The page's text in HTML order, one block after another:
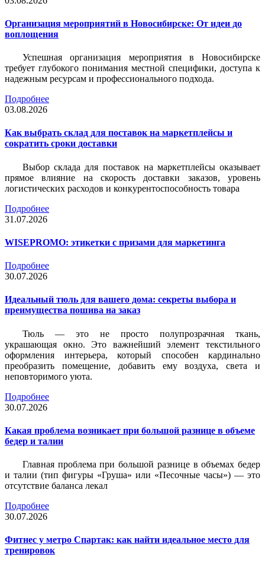
Организация мероприятий в Новосибирске: От идеи до
воплощения
Успешная организация мероприятия в Новосибирске
требует глубокого понимания местной специфики, доступа к
надежным ресурсам и профессионального подхода.
Подробнее
03.08.2026
Как выбрать склад для поставок на маркетплейсы и
сократить сроки доставки
Выбор склада для поставок на маркетплейсы оказывает
прямое влияние на скорость доставки заказов, уровень
логистических расходов и конкурентоспособность товара
Подробнее
31.07.2026
WISEPROMO: этикетки с призами для маркетинга
Подробнее
30.07.2026
Идеальный тюль для вашего дома: секреты выбора и
преимущества пошива на заказ
Тюль — это не просто полупрозрачная ткань,
украшающая окно. Это важнейший элемент текстильного
оформления интерьера, который способен кардинально
преобразить помещение, добавить ему воздуха, света и
неповторимого уюта.
Подробнее
30.07.2026
Какая проблема возникает при большой разнице в объеме
бедер и талии
Главная проблема при большой разнице в объемах бедер
и талии (тип фигуры «Груша» или «Песочные часы») — это
отсутствие баланса лекал
Подробнее
30.07.2026
Фитнес у метро Спартак: как найти идеальное место для
тренировок